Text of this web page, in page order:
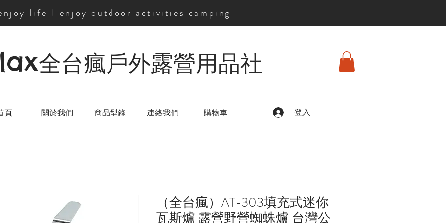
life I enjoy outdoor activities camping
全台瘋戶外露營用品社
頁 關於我們 商品型錄 連絡我們 購物車 登入
（全台瘋）AT-303填充式迷你
瓦斯爐 露營野營蜘蛛爐 台灣公